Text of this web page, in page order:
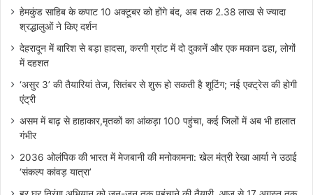
हेमकुंड साहिब के कपाट 10 अक्टूबर को होंगे बंद, अब तक 2.38 लाख से ज्यादा
श्रद्धालुओं ने किए दर्शन
देहरादून में बारिश से बड़ा हादसा, करगी ग्रांट में दो दुकानें और एक मकान ढहा, लोगों
में दहशत
‘असुर 3’ की तैयारियां तेज, सितंबर से शुरू हो सकती है शूटिंग; नई एक्ट्रेस की होगी
एंट्री
असम में बाढ़ से हाहाकार,मृतकों का आंकड़ा 100 पहुंचा, कई जिलों में अब भी हालात
गंभीर
2036 ओलंपिक की भारत में मेजबानी की मनोकामना: खेल मंत्री रेखा आर्या ने उठाई
‘संकल्प कांवड़ यात्रा’